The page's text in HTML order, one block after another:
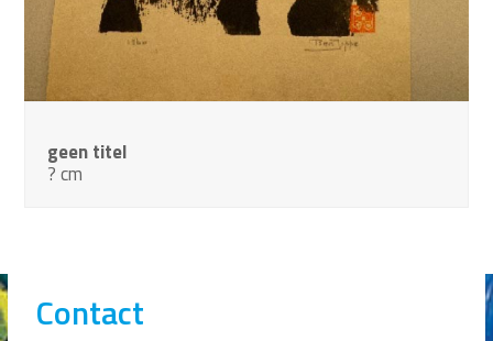
geen titel
? cm
Contact